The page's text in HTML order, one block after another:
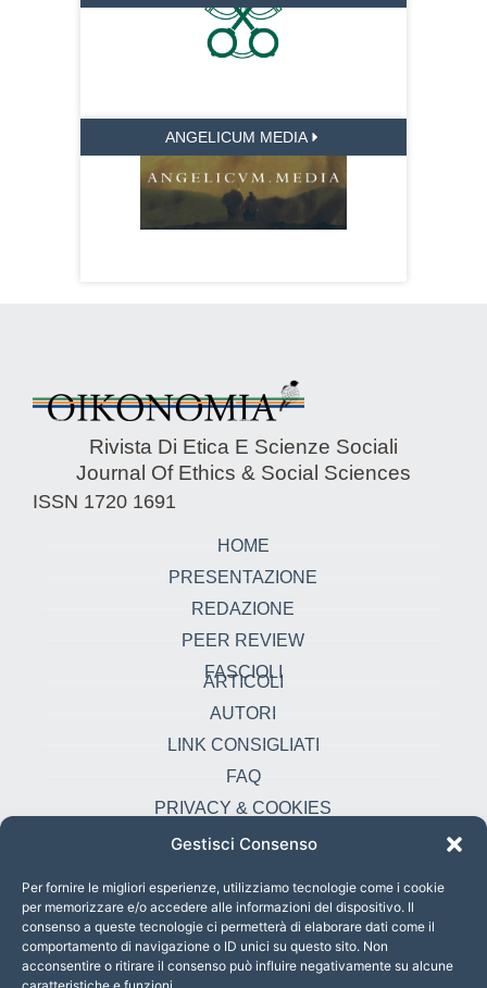
Gestisci Consenso
Per fornire le migliori esperienze, utilizziamo tecnologie come i cookie
per memorizzare e/o accedere alle informazioni del dispositivo. Il
consenso a queste tecnologie ci permetterà di elaborare dati come il
comportamento di navigazione o ID unici su questo sito. Non
acconsentire o ritirare il consenso può influire negativamente su alcune
ANGELICUM MEDIA
Rivista Di Etica E Scienze Sociali
Journal Of Ethics & Social Sciences
ISSN 1720 1691
HOME
PRESENTAZIONE
REDAZIONE
PEER REVIEW
FASCIOLI
ARTICOLI
AUTORI
LINK CONSIGLIATI
FAQ
PRIVACY & COOKIES
oikonomia@pust.it
+39 06 67 02 338
Largo Angelicum 1, 00184 Roma, Italia